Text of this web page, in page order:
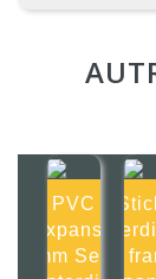
PVC
Expansé
4mm Sensde